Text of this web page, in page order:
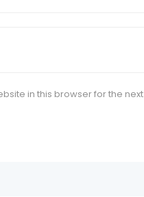
in this browser for the next